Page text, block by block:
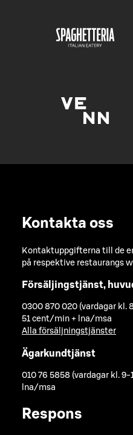
Kontakta oss
Kontaktuppgifterna till de
på respektive restaurangs
Försäljingstjänst,
0300 870 020 (vardagar kl.
51 cent/min + lna/msa
Alla försäljningstjänster
Ägarkundtjänst
010 76 5858 (vardagar kl. 9-
lna/msa
Respons